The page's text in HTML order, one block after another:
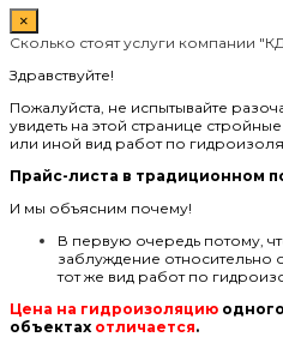
×
Сколько стоят услуги компании
Здравствуйте!
Пожалуйста, не испытывайте
увидеть на этой странице
или иной вид работ по
Прайс-листа в традиционном
И мы объясним почему!
В первую очередь потому,
заблуждение относительно
тот же вид работ по
Цена на гидроизоляцию
объектах отличается.